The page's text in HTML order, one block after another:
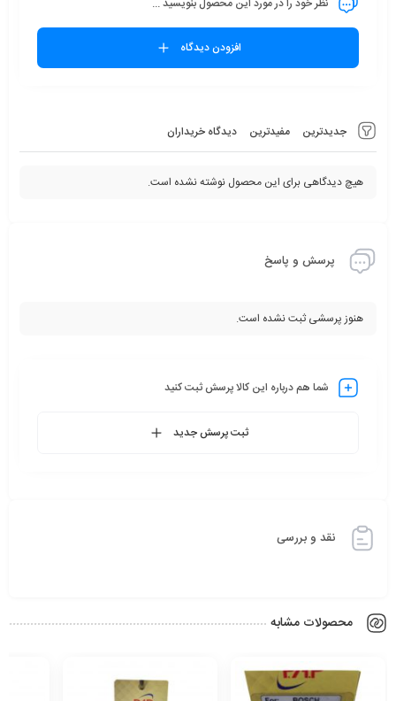
جدیدترین مفیدترین دیدگاه خریداران
هیچ دیدگاهی برای این محصول نوشته نشده است.
نظر خود را در مورد این محصول بنویسید ...
افزودن دیدگاه
پرسش و پاسخ
هنوز پرسشی ثبت نشده است.
شما هم درباره این کالا پرسش ثبت کنید
ثبت پرسش جدید
نقد و بررسی
محصولات مشابه